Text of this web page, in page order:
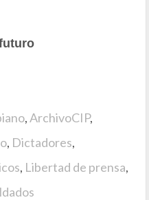
,ArchivoCIP,
, Dictadores,
, Libertad de prensa,